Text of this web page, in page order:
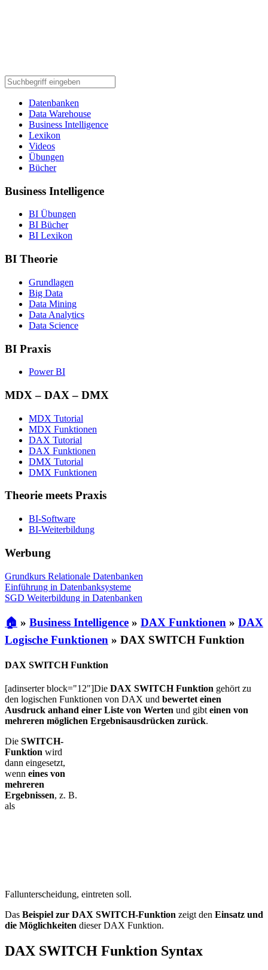
Datenbanken
Data Warehouse
Business Intelligence
Lexikon
Videos
Übungen
Bücher
Business Intelligence
BI Übungen
BI Bücher
BI Lexikon
BI Theorie
Grundlagen
Big Data
Data Mining
Data Analytics
Data Science
BI Praxis
Power BI
MDX – DAX – DMX
MDX Tutorial
MDX Funktionen
DAX Tutorial
DAX Funktionen
DMX Tutorial
DMX Funktionen
Theorie meets Praxis
BI-Software
BI-Weiterbildung
Werbung
Grundkurs Relationale Datenbanken
Einführung in Datenbanksysteme
SGD Weiterbildung in Datenbanken
🏠 » Business Intelligence » DAX Funktionen » DAX
Logische Funktionen » DAX SWITCH Funktion
DAX SWITCH Funktion
[adinserter block="12"]Die DAX SWITCH Funktion gehört zu
den logischen Funktionen von DAX und bewertet einen
Ausdruck anhand einer Liste von Werten und gibt einen von
mehreren möglichen Ergebnisausdrücken zurück.
Die SWITCH-
Funktion wird
dann eingesetzt,
wenn eines von
mehreren
Ergebnissen, z. B.
als
Fallunterscheidung, eintreten soll.
Das Beispiel zur DAX SWITCH-Funktion zeigt den Einsatz und
die Möglichkeiten dieser DAX Funktion.
DAX SWITCH Funktion Syntax